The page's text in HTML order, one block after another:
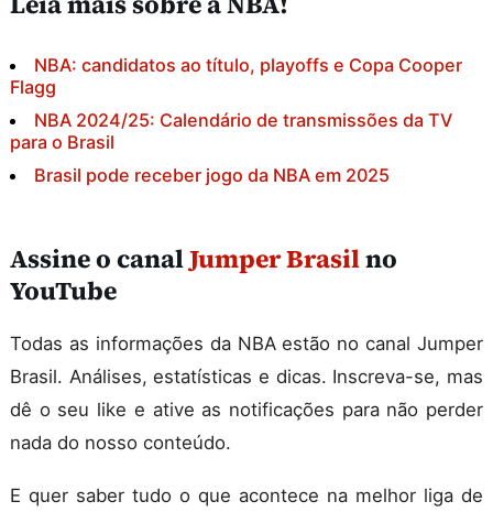
NBA: candidatos ao título, playoffs e Copa Cooper
Flagg
NBA 2024/25: Calendário de transmissões da TV
para o Brasil
Brasil pode receber jogo da NBA em 2025
Assine o canalJumper Brasilno
YouTube
Todas as informações da NBA estão no canal Jumper
Brasil. Análises, estatísticas e dicas. Inscreva-se, mas
dê o seu like e ative as notificações para não perder
nada do nosso conteúdo.
E quer saber tudo o que acontece na melhor liga de